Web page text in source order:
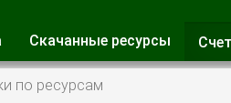
Скачанные ресурсы
по ресурсам